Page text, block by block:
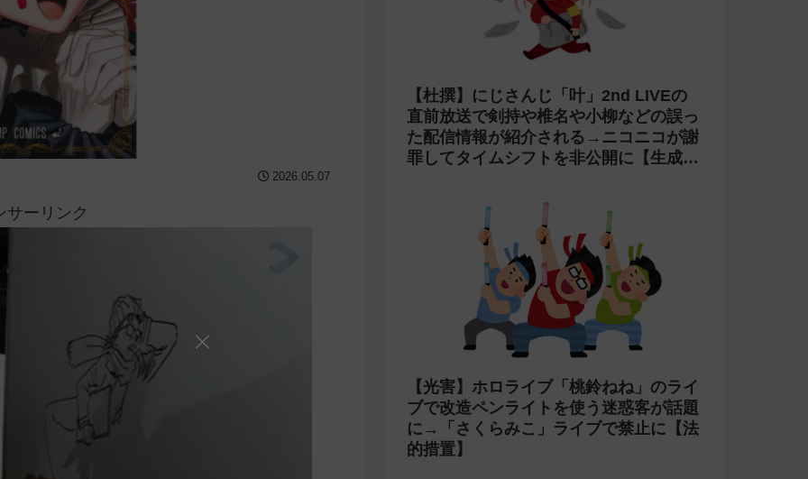
2026.05.07
サーリンク
【杜撰】にじさんじ「叶」2nd LIVEの
直前放送で剣持や椎名や小柳などの誤っ
た配信情報が紹介される→ニコニコが謝
罪してタイムシフトを非公開に【生成
【光害】ホロライブ「桃鈴ねね」のライ
ブで改造ペンライトを使う迷惑客が話題
に→「さくらみこ」ライブで禁止に【法
的措置】